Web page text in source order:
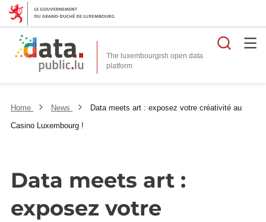
The luxembourgish open data
platform
Home News
Data meets art : exposez votre créativité au
Casino Luxembourg !
Data meets art :
exposez votre